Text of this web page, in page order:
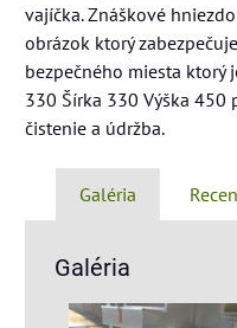
vajíčka. Znáškové
obrázok ktorý
bezpečného miesta ktorý
330 Šírka 330 Výška 450
čistenie a údržba.
Galéria
Galéria